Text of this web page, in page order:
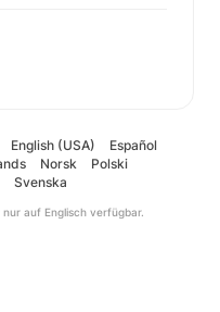
English (USA)
Español
Norsk
Polski
Svenska
auf Englisch verfügbar.